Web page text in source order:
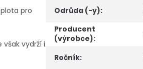
pro
vydrží i
Odrůda (-y):
Producent
(výrobce):
Ročník: